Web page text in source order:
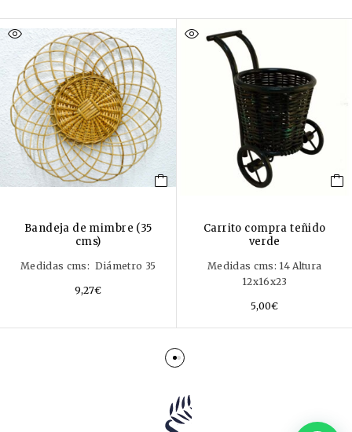
Bandeja de mimbre (35
cms)
Medidas cms: Diámetro 35
9,27€
Carrito compra teñido
verde
Medidas cms: 14 Altura
12x16x23
5,00€